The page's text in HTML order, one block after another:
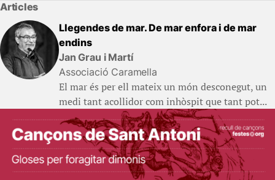
Articles
Llegendes de mar. De mar enfora i de mar
endins
Jan Grau i Martí
Associació Caramella
El mar és per ell mateix un món desconegut, un
medi tant acollidor com inhòspit que tant pot...